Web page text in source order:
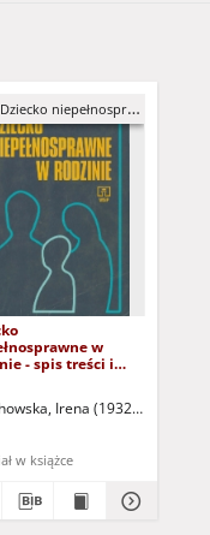
(1932-2016) - red.
Dziecko niepełnosprawne w rodzinie
w
- spis treści i
Irena (1932-2016)
w książce